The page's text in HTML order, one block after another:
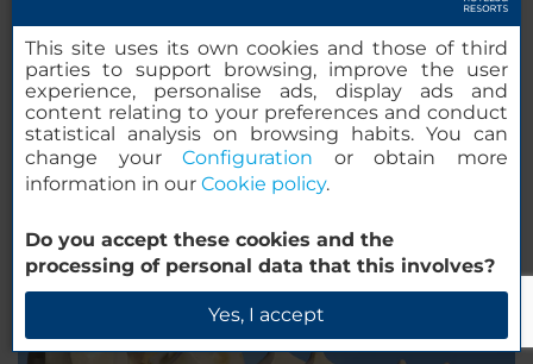
Music Festivals and Concerts in Barcelona
Barcelona’s array of live music venues make it one of
Europe’s top destinations to catch a live concert,
whether it’s a classic musician, the latest and
This site uses its own cookies and those of third
parties to support browsing, improve the user
experience, personalise ads, display ads and
content relating to your preferences and conduct
statistical analysis on browsing habits. You can
change yourConfiguration or obtain more
information in our Cookie policy.
Do you accept these cookies and the
processing of personal data that this involves?
Yes, I accept